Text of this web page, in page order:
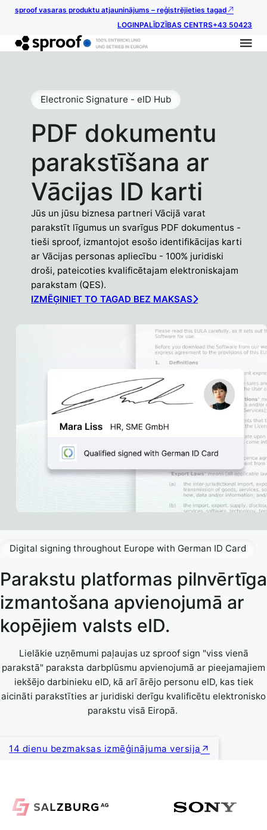
sproof vasaras produktu atjauninājums – reģistrējieties tagad
LOGINPALĪDZĪBAS CENTRS+43 50423
PDF dokumentu
parakstīšana ar
Vācijas ID karti
Electronic Signature - eID Hub
Jūs un jūsu biznesa partneri Vācijā varat
parakstīt līgumus un svarīgus PDF dokumentus -
tieši sproof, izmantojot esošo identifikācijas karti
ar Vācijas personas apliecību - 100% juridiski
droši, pateicoties kvalificētajam elektroniskajam
parakstam (QES).
IZMĒĢINIET TO TAGAD BEZ MAKSAS
Parakstu platformas pilnvērtīga
izmantošana apvienojumā ar
kopējiem valsts eID.
Lielākie uzņēmumi paļaujas uz sproof sign "viss vienā
parakstā" paraksta darbplūsmu apvienojumā ar pieejamajiem
iekšējo darbinieku eID, kā arī ārējo personu eID, kas tiek
aicināti parakstīties ar juridiski derīgu kvalificētu elektronisko
parakstu visā Eiropā.
Digital signing throughout Europe with German ID Card
14 dienu bezmaksas izmēģinājuma versija